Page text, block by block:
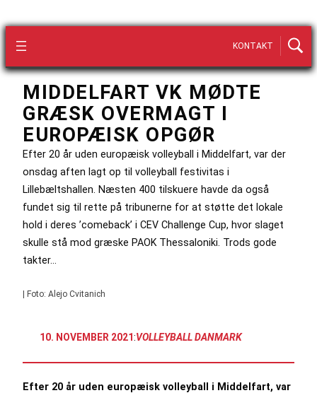
KONTAKT
MIDDELFART VK MØDTE
GRÆSK OVERMAGT I
EUROPÆISK OPGØR
Efter 20 år uden europæisk volleyball i Middelfart, var der
onsdag aften lagt op til volleyball festivitas i
Lillebæltshallen. Næsten 400 tilskuere havde da også
fundet sig til rette på tribunerne for at støtte det lokale
hold i deres ’comeback’ i CEV Challenge Cup, hvor slaget
skulle stå mod græske PAOK Thessaloniki. Trods gode
takter…
| Foto: Alejo Cvitanich
10. NOVEMBER 2021:VOLLEYBALL DANMARK
Efter 20 år uden europæisk volleyball i Middelfart, var